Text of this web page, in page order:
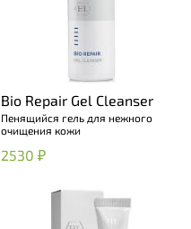
Bio Repair Gel Cleanser
Пенящийся гель для нежного
очищения кожи
2530 ₽